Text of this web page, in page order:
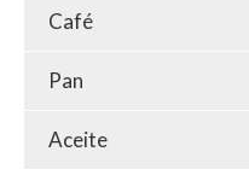
Café
Pan
Aceite